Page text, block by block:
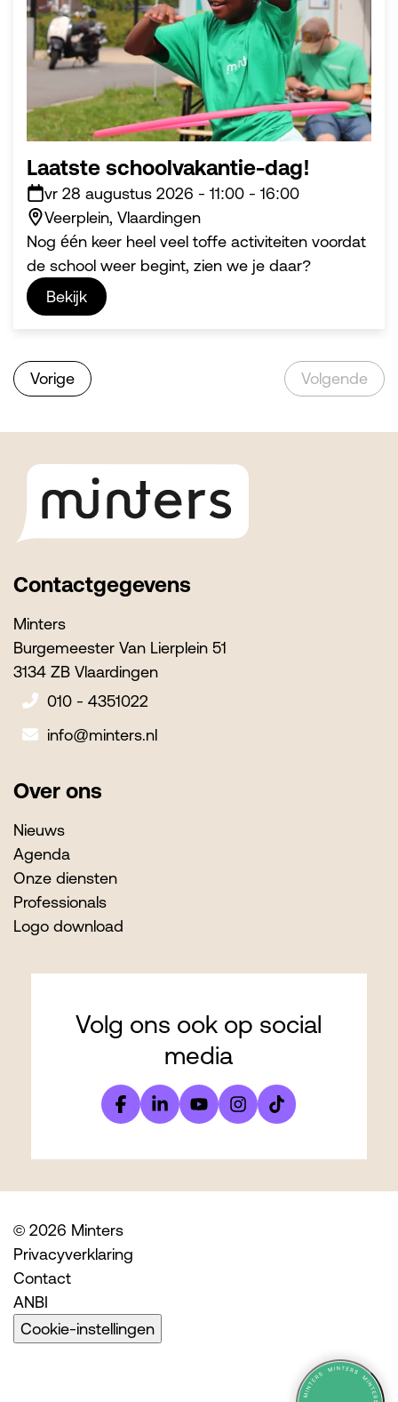
Laatste schoolvakantie-dag!
vr 28 augustus 2026 - 11:00 - 16:00
Veerplein, Vlaardingen
Nog één keer heel veel toffe activiteiten voordat
de school weer begint, zien we je daar?
Bekijk
Vorige Volgende
Contactgegevens
Minters
Burgemeester Van Lierplein 51
3134 ZB Vlaardingen
010 - 4351022
info@minters.nl
Over ons
Nieuws
Agenda
Onze diensten
Professionals
Logo download
Volg ons ook op social
media
© 2026 Minters
Privacyverklaring
Contact
ANBI
Cookie-instellingen